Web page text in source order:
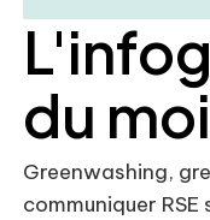
du
Greenwashing,
communiquer